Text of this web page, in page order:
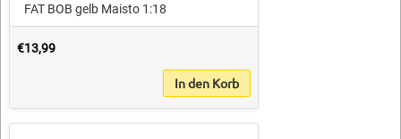
FAT BOB gelb Maisto 1:18
€13,99
In den Korb